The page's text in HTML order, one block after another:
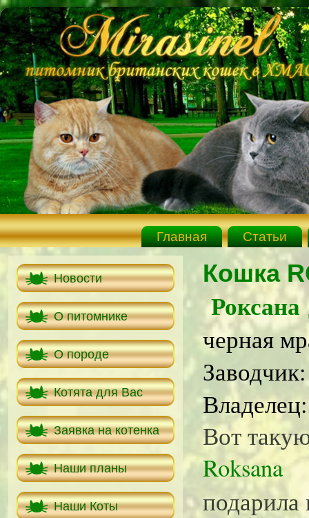
Главная Статьи
Новости
О питомнике
О породе
Котята для Вас
Заявка на котенка
Наши планы
Наши Коты
Кошка
Роксана
черная
Вот
Roksana